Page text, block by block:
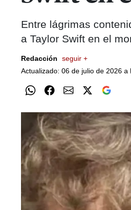
Entre lágrimas
a Taylor Swift en el
Redacción
seguir +
Actualizado: 06 de julio de 2026 a